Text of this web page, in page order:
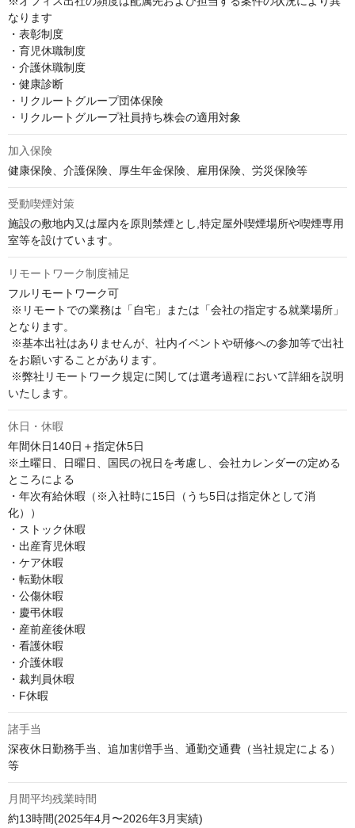
なります
・表彰制度
・育児休職制度
・介護休職制度
・健康診断
・リクルートグループ団体保険
・リクルートグループ社員持ち株会の適用対象
加入保険
健康保険、介護保険、厚生年金保険、雇用保険、労災保険等
受動喫煙対策
施設の敷地内又は屋内を原則禁煙とし,特定屋外喫煙場所や喫煙専用
室等を設けています。
リモートワーク制度補足
フルリモートワーク可
となります。
をお願いすることがあります。
いたします。
休日・休暇
年間休日140日＋指定休5日
※土曜日、日曜日、国民の祝日を考慮し、会社カレンダーの定める
ところによる
・年次有給休暇（※入社時に15日（うち5日は指定休として消
化））
・ストック休暇
・出産育児休暇
・ケア休暇
・転勤休暇
・公傷休暇
・慶弔休暇
・産前産後休暇
・看護休暇
・介護休暇
・裁判員休暇
・F休暇
諸手当
深夜休日勤務手当、追加割増手当、通勤交通費（当社規定による）
等
月間平均残業時間
約13時間(2025年4月〜2026年3月実績)